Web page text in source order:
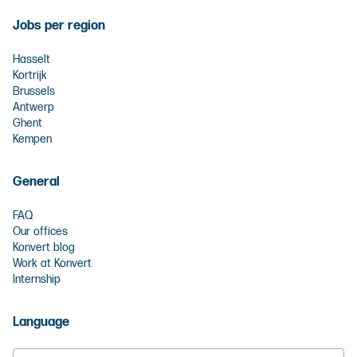
Jobs per region
Hasselt
Kortrijk
Brussels
Antwerp
Ghent
Kempen
General
FAQ
Our offices
Konvert blog
Work at Konvert
Internship
Language